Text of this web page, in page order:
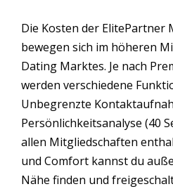
Die Kosten der ElitePartner
bewegen sich im höheren
Dating Marktes. Je nach
werden verschiedene
Unbegrenzte
Persönlichkeitsanalyse (40
allen Mitgliedschaften
und Comfort kannst du
Nähe finden und